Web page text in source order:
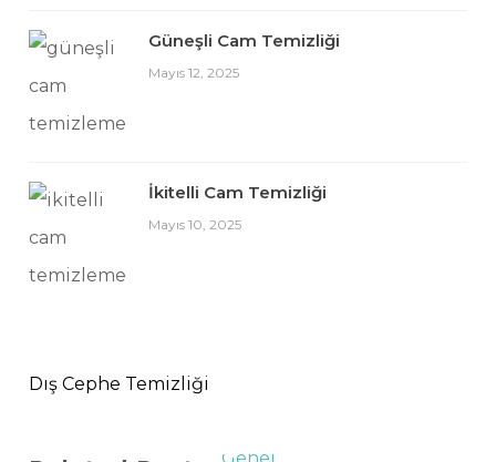
Güneşli Cam Temizliği
Mayıs 12, 2025
İkitelli Cam Temizliği
Mayıs 10, 2025
Dış Cephe Temizliği